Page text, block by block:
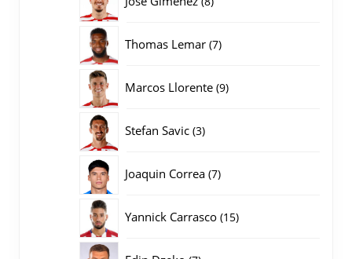
Thomas Lemar 77
Marcos Llorente 99
Stefan Savic 33
Joaquin Correa 77
Yannick Carrasco 1515